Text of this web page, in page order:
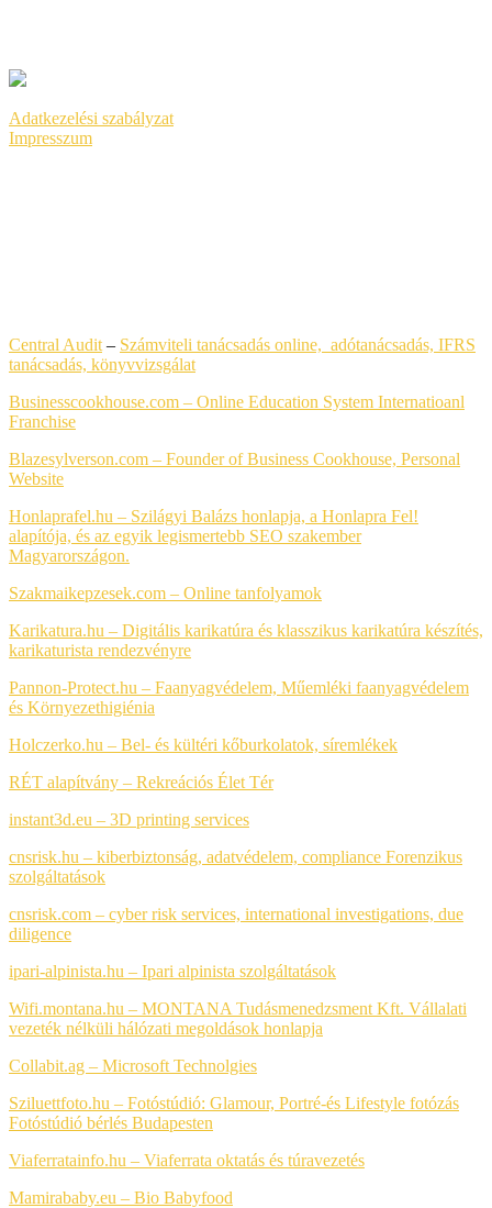
Adatkezelési szabályzat
Impresszum
Central Audit – Számviteli tanácsadás online, adótanácsadás, IFRS
tanácsadás, könyvvizsgálat
Businesscookhouse.com – Online Education System Internatioanl
Franchise
Blazesylverson.com – Founder of Business Cookhouse, Personal
Website
Honlaprafel.hu – Szilágyi Balázs honlapja, a Honlapra Fel!
alapítója, és az egyik legismertebb SEO szakember
Magyarországon.
Szakmaikepzesek.com – Online tanfolyamok
Karikatura.hu – Digitális karikatúra és klasszikus karikatúra készítés,
karikaturista rendezvényre
Pannon-Protect.hu – Faanyagvédelem, Műemléki faanyagvédelem
és Környezethigiénia
Holczerko.hu – Bel- és kültéri kőburkolatok, síremlékek
RÉT alapítvány – Rekreációs Élet Tér
instant3d.eu – 3D printing services
cnsrisk.hu – kiberbiztonság, adatvédelem, compliance Forenzikus
szolgáltatások
cnsrisk.com – cyber risk services, international investigations, due
diligence
ipari-alpinista.hu – Ipari alpinista szolgáltatások
Wifi.montana.hu – MONTANA Tudásmenedzsment Kft. Vállalati
vezeték nélküli hálózati megoldások honlapja
Collabit.ag – Microsoft Technolgies
Sziluettfoto.hu – Fotóstúdió: Glamour, Portré-és Lifestyle fotózás
Fotóstúdió bérlés Budapesten
Viaferratainfo.hu – Viaferrata oktatás és túravezetés
Mamirababy.eu – Bio Babyfood